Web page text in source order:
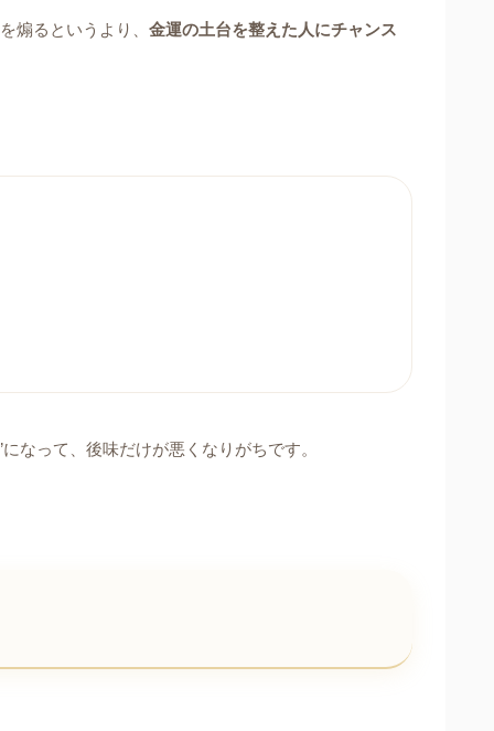
煽るというより、 金運の土台を整えた人にチャンス
なって、後味だけが悪くなりがちです。